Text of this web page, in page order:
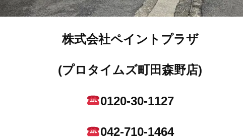
株式会社ペイントプラザ
(プロタイムズ町田森野店)
0120-30-1127
042-710-1464